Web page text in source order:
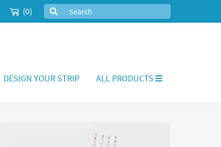
(0)
DESIGN YOUR STRIP ALL PRODUCTS